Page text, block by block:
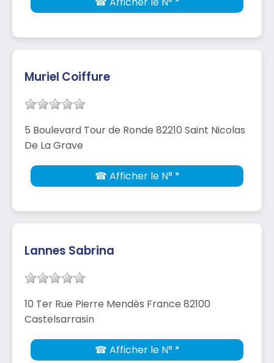
Muriel Coiffure
5 Boulevard Tour de Ronde 82210 Saint Nicolas
De La Grave
☎ Afficher le N° *
Lannes Sabrina
10 Ter Rue Pierre Mendès France 82100
Castelsarrasin
☎ Afficher le N° *